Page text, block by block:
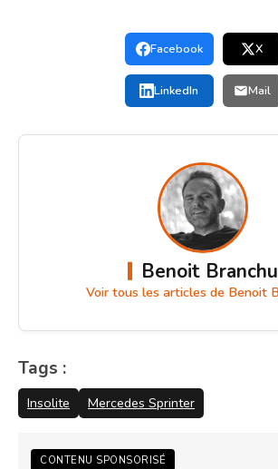
Facebook X
LinkedIn Mail
Benoit Branchu
Voir tous les articles de Benoit
Tags :
Insolite Mercedes Sprinter
CONTENU SPONSORISÉ